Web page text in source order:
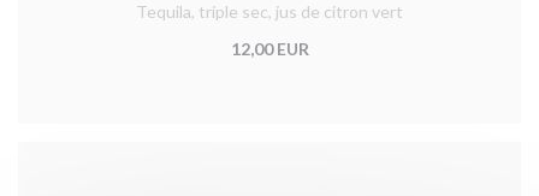
Tequila, triple sec, jus de citron vert
12,00 EUR